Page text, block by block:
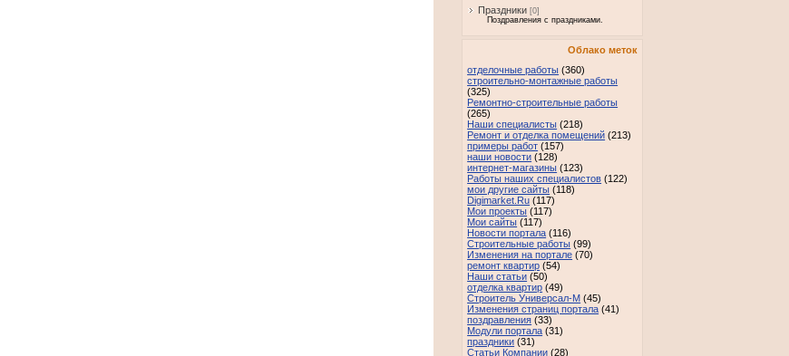
Праздники [0]
Поздравления с праздниками.
Облако меток
отделочные работы (360)
строительно-монтажные работы
(325)
Ремонтно-строительные работы
(265)
Наши специалисты (218)
Ремонт и отделка помещений (213)
примеры работ (157)
наши новости (128)
интернет-магазины (123)
Работы наших специалистов (122)
мои другие сайты (118)
Digimarket.Ru (117)
Мои проекты (117)
Мои сайты (117)
Новости портала (116)
Строительные работы (99)
Изменения на портале (70)
ремонт квартир (54)
Наши статьи (50)
отделка квартир (49)
Строитель Универсал-М (45)
Изменения страниц портала (41)
поздравления (33)
Модули портала (31)
праздники (31)
Статьи Компании (28)